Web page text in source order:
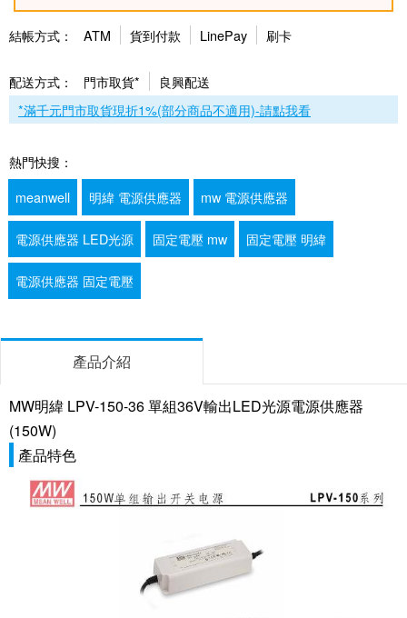
結帳方式： ATM 貨到付款 LinePay 刷卡
配送方式： 門市取貨*
良興配送
*滿千元門市取貨現折1%(部分商品不適用)-請點我看
熱門快搜：
meanwell
明緯 電源供應器 mw 電源供應器
電源供應器 LED光源 固定電壓 mw 固定電壓 明緯
電源供應器 固定電壓
產品介紹
MW明緯 LPV-150-36 單組36V輸出LED光源電源供應器
(150W)
產品特色